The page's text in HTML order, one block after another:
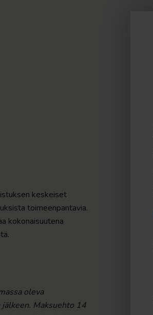
keskeiset
toimeenpantavia.
kokonaisuutena
oleva
Maksuehto 14